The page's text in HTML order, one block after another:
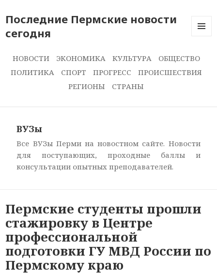
Последние Пермские новости
сегодня
НОВОСТИ ЭКОНОМИКА КУЛЬТУРА
ОБЩЕСТВО
ПОЛИТИКА
СПОРТ ПРОГРЕСС
ПРОИСШЕСТВИЯ
РЕГИОНЫ
СТРАНЫ
ВУЗы
Все ВУЗы Перми на новостном сайте. Новости
для поступающих, проходные баллы и
консультации опытных преподавателей.
Пермские студенты прошли
стажировку в Центре
профессиональной
подготовки ГУ МВД России по
Пермскому краю